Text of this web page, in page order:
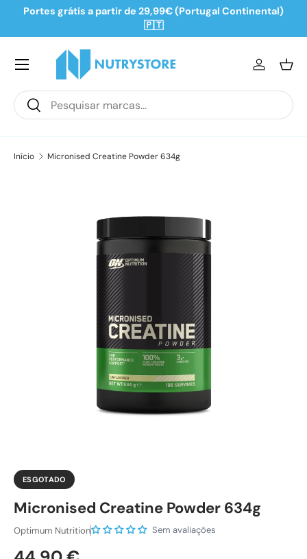
Portes grátis a partir de 29,99€ (Portugal Continental)
🇵🇹
Pesquisar
Pesquisar
Iniciar
Início Micronised Creatine Powder 634g
ESGOTADO
Micronised Creatine Powder 634g
Optimum Nutrition Sem avaliações